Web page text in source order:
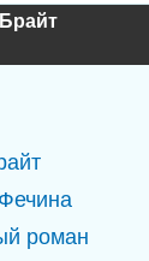
роман